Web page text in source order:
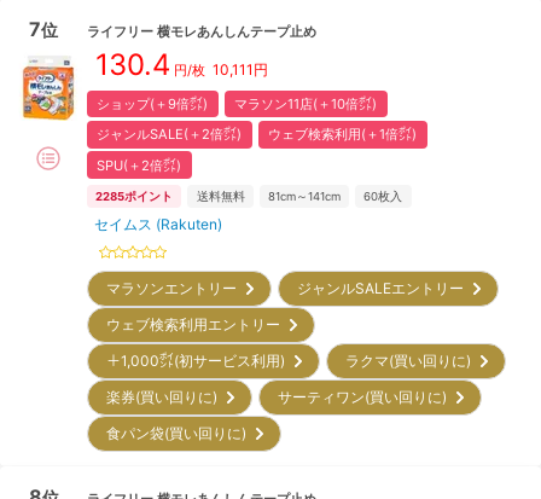
7位 ライフリー 横モレあんしんテープ止め
130.4 円/枚 10,111 円
ショップ(＋9倍㌽)
マラソン11店(＋10倍㌽)
ジャンルSALE(＋2倍㌽)
ウェブ検索利用(＋1倍㌽)
SPU(＋2倍㌽)
2285ポイント 送料無料 81cm～141cm 60枚入
セイムス (Rakuten)
マラソンエントリー
ジャンルSALEエントリー
ウェブ検索利用エントリー
＋1,000㌽(初サービス利用)
ラクマ(買い回りに)
楽券(買い回りに)
サーティワン(買い回りに)
食パン袋(買い回りに)